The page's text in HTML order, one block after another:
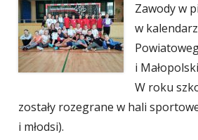
ODDZIAŁY
NASZEJ SZKOLE
RADA
Zawody w
w
i
W roku
zostały rozegrane w hali
i młodsi).